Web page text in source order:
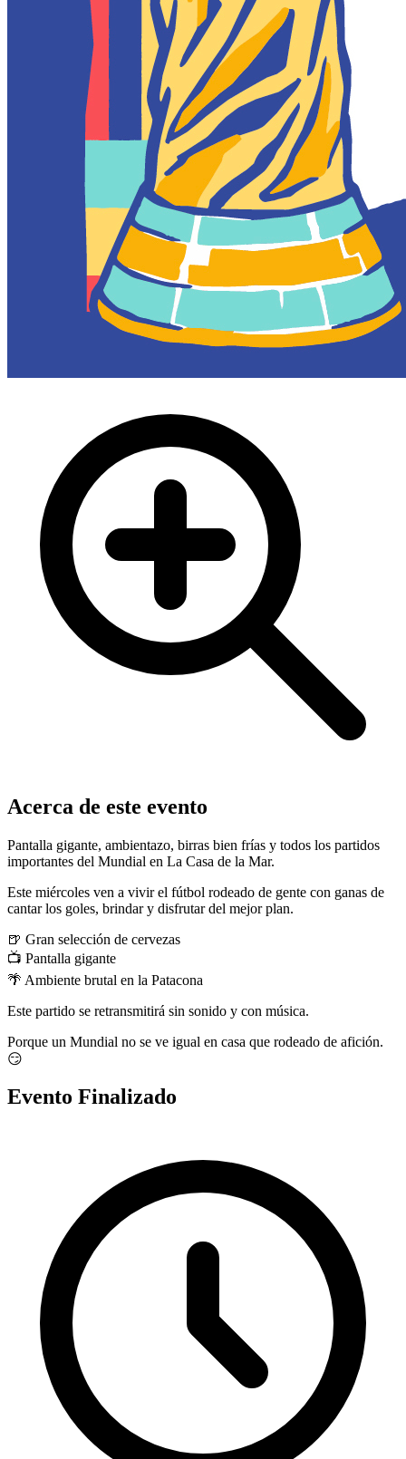
Acerca de este evento
Pantalla gigante, ambientazo, birras bien frías y todos los partidos
importantes del Mundial en La Casa de la Mar.
Este miércoles ven a vivir el fútbol rodeado de gente con ganas de
cantar los goles, brindar y disfrutar del mejor plan.
🍺 Gran selección de cervezas
📺 Pantalla gigante
🌴 Ambiente brutal en la Patacona
Este partido se retransmitirá sin sonido y con música.
Porque un Mundial no se ve igual en casa que rodeado de afición.
😏
Evento Finalizado